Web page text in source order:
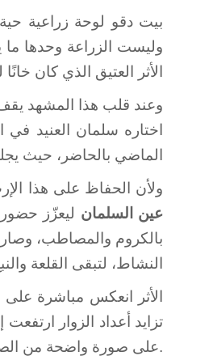
وليست الزراعة وحدها
الأثر العتيق الذي كان
وعند قلب هذا المشهد
اختاره سلمان العنيد
الماضي بالحاضر، حيث
ولأن الحفاظ على هذا
عين السلمان ليعزّز
بالكروم والمصاطب،
النشاط، لتبقى القلعة
الأثر انعكس مباشرة
تزايد أعداد الزوار
على صورة واضحة من الصمود والحياة المشتركة.